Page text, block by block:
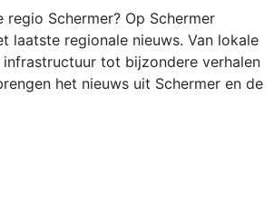
regio Schermer? Op Schermer
laatste regionale nieuws. Van lokale
tot bijzondere verhalen
het nieuws uit Schermer en de